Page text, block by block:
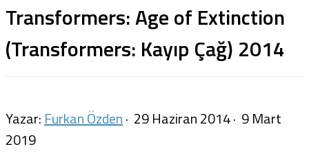
Transformers: Age of Extinction
(Transformers: Kayıp Çağ) 2014
Yazar: Furkan Özden· 29 Haziran 2014· 9 Mart
2019